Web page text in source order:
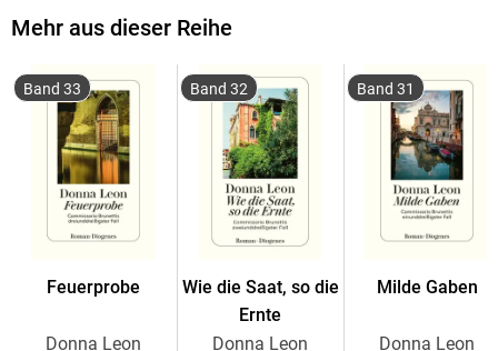
Mehr aus dieser Reihe
Band 33
Feuerprobe
Donna Leon
Band 32
Wie die Saat, so die
Ernte
Donna Leon
Band 31
Milde Gaben
Donna Leon